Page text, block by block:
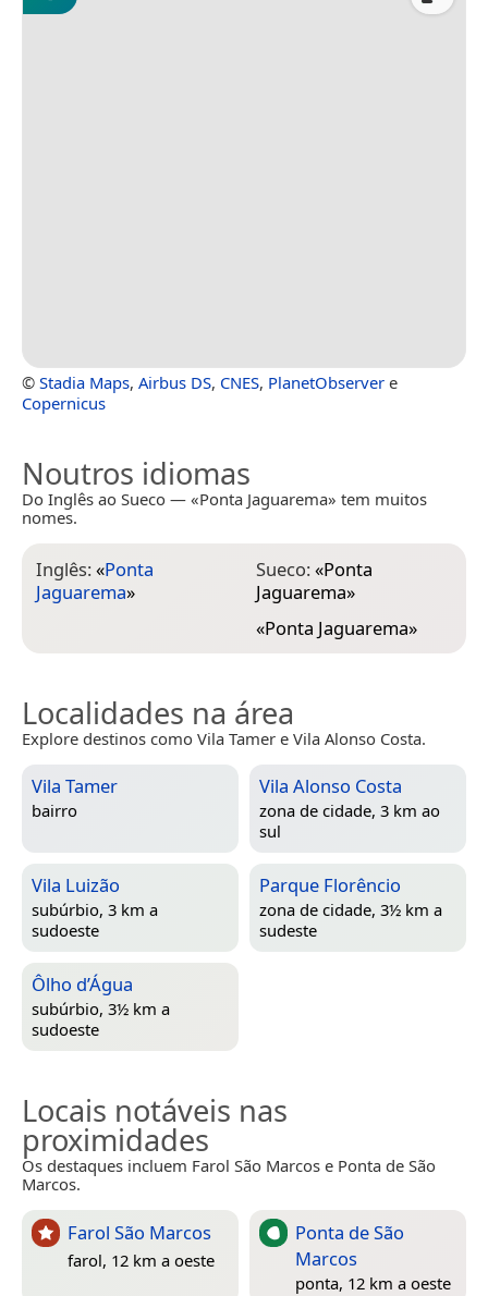
© Stadia Maps, Airbus DS, CNES, PlanetObserver e
Copernicus
Noutros idiomas
Do Inglês ao Sueco — «Ponta Jaguarema» tem muitos
nomes.
Inglês:«Ponta
Jaguarema»
Sueco:«Ponta
Jaguarema»
«Ponta Jaguarema»
Localidades na área
Explore destinos como Vila Tamer e Vila Alonso Costa.
Vila Tamer
bairro
Vila Alonso Costa
zona de cidade, 3 km ao
sul
Vila Luizão
subúrbio, 3 km a
sudoeste
Parque Florêncio
zona de cidade, 3½ km a
sudeste
Ôlho d’Água
subúrbio, 3½ km a
sudoeste
Locais notáveis nas
proximidades
Os destaques incluem Farol São Marcos e Ponta de São
Marcos.
Farol São Marcos
farol, 12 km a oeste
Ponta de São
Marcos
ponta, 12 km a oeste